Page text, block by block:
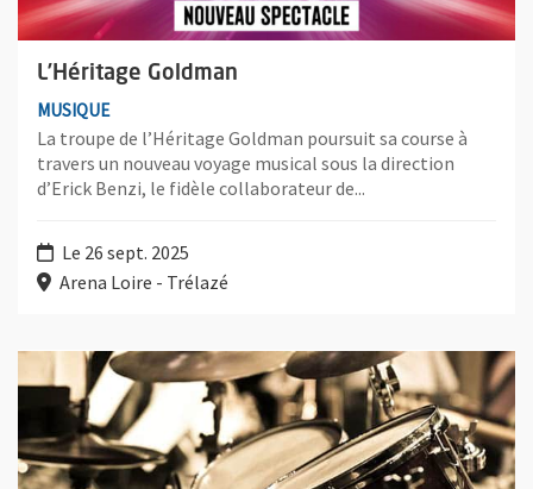
L’Héritage Goldman
MUSIQUE
La troupe de l’Héritage Goldman poursuit sa course à
travers un nouveau voyage musical sous la direction
d’Erick Benzi, le fidèle collaborateur de...
Le 26 sept. 2025
Arena Loire - Trélazé
Plus d'information sur l'évènement : Concert Toukan Toukan /